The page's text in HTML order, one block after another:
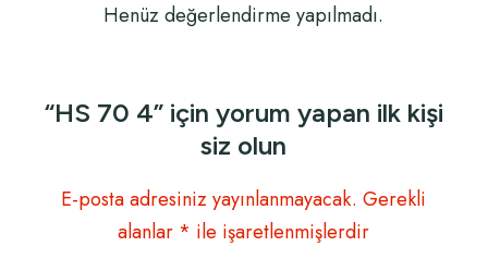
Henüz değerlendirme yapılmadı.
“HS 70 4” için yorum yapan ilk kişi
siz olun
E-posta adresiniz yayınlanmayacak. Gerekli
alanlar * ile işaretlenmişlerdir